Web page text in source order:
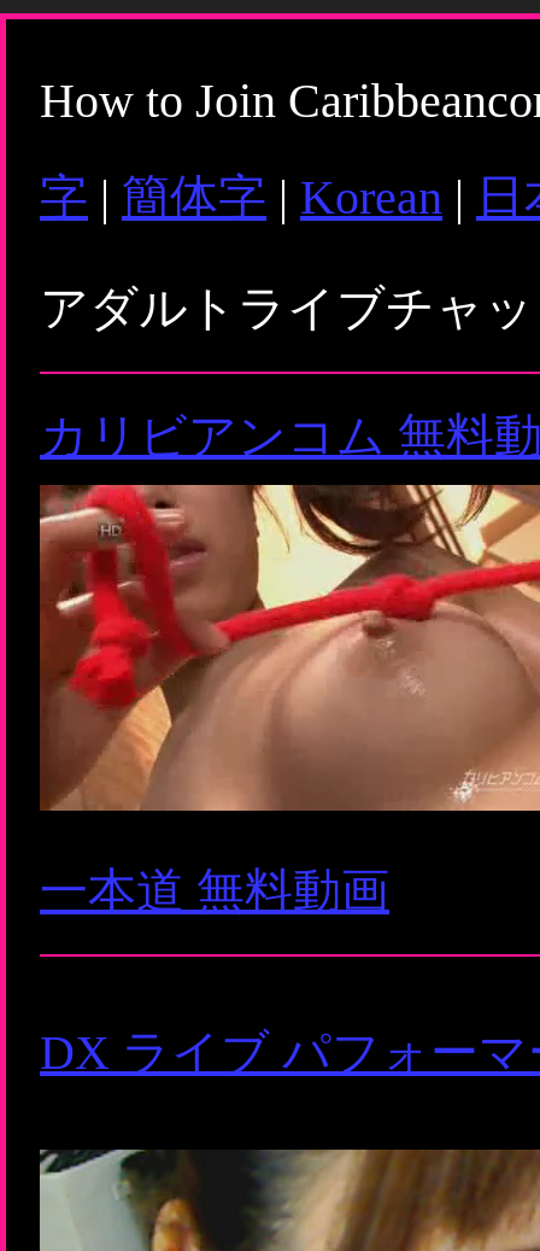
How to Join
字 | 簡体字 | Korean |
アダルトライブチャ
カリビアンコム 無料
一本道 無料動画
DX ライブ パフォー